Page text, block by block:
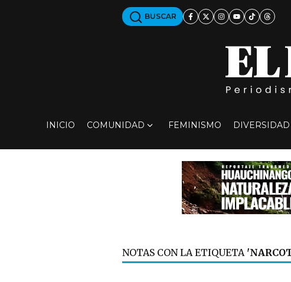
BUSCAR
INICIO COMUNIDAD FEMINISMO
NOTAS CON LA ETIQUETA